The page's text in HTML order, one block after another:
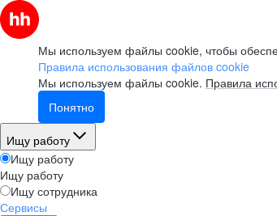
Мы используем файлы cookie, чтобы
Правила использования файлов cookie
Мы используем файлы cookie. Правила
Понятно
Ищу работу
Ищу работу
Ищу работу
Ищу сотрудника
Сервисы